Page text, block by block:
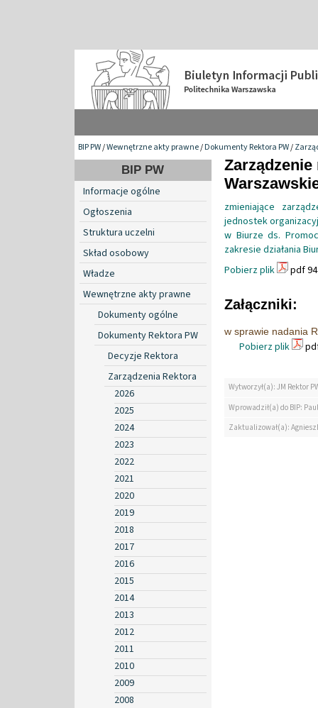
BIP PW/Wewnętrzne akty prawne/Dokumenty Rektora PW/
BIP PW
Informacje ogólne
Ogłoszenia
Struktura uczelni
Skład osobowy
Władze
Wewnętrzne akty prawne
Dokumenty ogólne
Dokumenty Rektora PW
Decyzje Rektora
Zarządzenia Rektora
2026
2025
2024
2023
2022
2021
2020
2019
2018
2017
2016
2015
2014
2013
2012
2011
2010
2009
2008
zmieniające
jednostek
w Biurze ds.
zakresie działania
Pobierz plik
pdf
Załączniki:
w sprawie nadania
Pobierz plik
Wytworzył(a): JM Rektor
Wprowadził(a) do BIP:
Zaktualizował(a):